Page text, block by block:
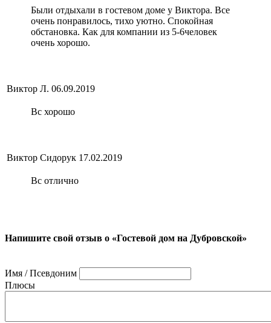
Были отдыхали в гостевом доме у Виктора. Все
очень понравилось, тихо уютно. Спокойная
обстановка. Как для компании из 5-6человек
очень хорошо.
Виктор Л. 06.09.2019
Вс хорошо
Виктор Сидорук 17.02.2019
Вс отлично
Напишите свой отзыв о «Гостевой дом на Дубровской»
Имя / Псевдоним
Плюсы